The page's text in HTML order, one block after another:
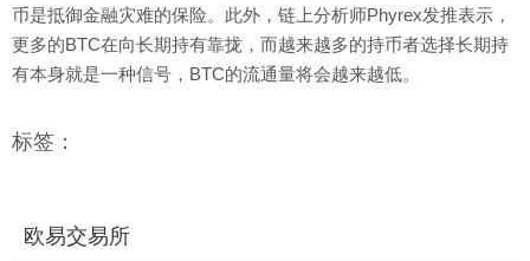
币是抵御金融灾难的保险。此外，链上分析师Phyrex发推表示，
更多的BTC在向长期持有靠拢，而越来越多的持币者选择长期持
有本身就是一种信号，BTC的流通量将会越来越低。
标签：
欧易交易所